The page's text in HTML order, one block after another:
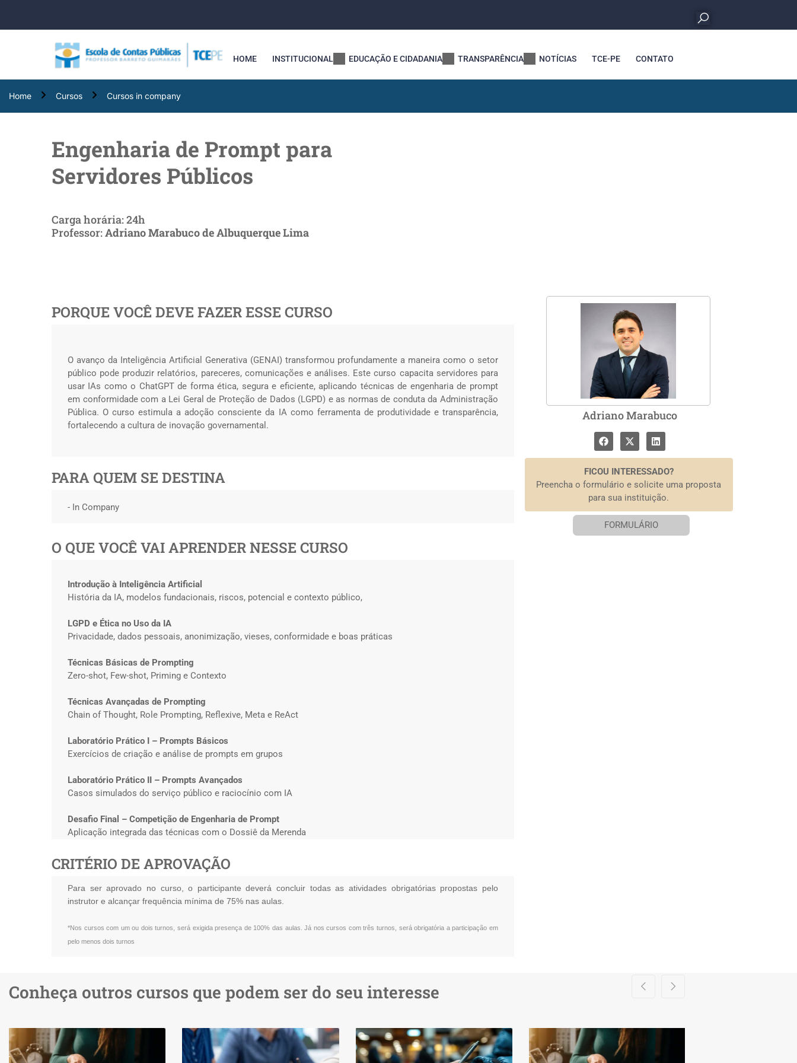
HOME INSTITUCIONAL EDUCAÇÃO E CIDADANIA TRANSPARÊNCIA NOTÍCIAS TCE-PE CONTATO
Home Cursos Cursos in company
Engenharia de Prompt para
Servidores Públicos
Carga horária: 24h
Professor:Adriano Marabuco de Albuquerque Lima
PORQUE VOCÊ DEVE FAZER ESSE CURSO
O avanço da Inteligência Artificial Generativa (GENAI) transformou profundamente a maneira como o setor
público pode produzir relatórios, pareceres, comunicações e análises. Este curso capacita servidores para
usar IAs como o ChatGPT de forma ética, segura e eficiente, aplicando técnicas de engenharia de prompt
em conformidade com a Lei Geral de Proteção de Dados (LGPD) e as normas de conduta da Administração
Pública. O curso estimula a adoção consciente da IA como ferramenta de produtividade e transparência,
fortalecendo a cultura de inovação governamental.
PARA QUEM SE DESTINA
- In Company
O QUE VOCÊ VAI APRENDER NESSE CURSO
Introdução à Inteligência Artificial
História da IA, modelos fundacionais, riscos, potencial e contexto público,
LGPD e Ética no Uso da IA
Privacidade, dados pessoais, anonimização, vieses, conformidade e boas práticas
Técnicas Básicas de Prompting
Zero-shot, Few-shot, Priming e Contexto
Técnicas Avançadas de Prompting
Chain of Thought, Role Prompting, Reflexive, Meta e ReAct
Laboratório Prático I – Prompts Básicos
Exercícios de criação e análise de prompts em grupos
Laboratório Prático II – Prompts Avançados
Casos simulados do serviço público e raciocínio com IA
Desafio Final – Competição de Engenharia de Prompt
Aplicação integrada das técnicas com o Dossiê da Merenda
CRITÉRIO DE APROVAÇÃO
Para ser aprovado no curso, o participante deverá concluir todas as atividades obrigatórias propostas pelo
instrutor e alcançar frequência mínima de 75% nas aulas.
*Nos cursos com um ou dois turnos, será exigida presença de 100% das aulas. Já nos cursos com três turnos, será obrigatória a participação em
pelo menos dois turnos
Adriano Marabuco
FICOU INTERESSADO?
Preencha o formulário e solicite uma proposta
para sua instituição.
FORMULÁRIO
Conheça outros cursos que podem ser do seu interesse